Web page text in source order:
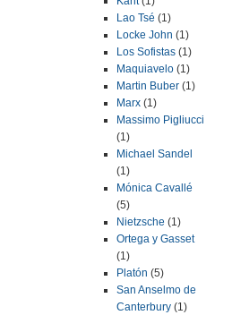
Lao Tsé (1)
Locke John (1)
Los Sofistas (1)
Maquiavelo (1)
Martin Buber (1)
Marx (1)
Massimo Pigliucci
(1)
Michael Sandel
(1)
Mónica Cavallé
(5)
Nietzsche (1)
Ortega y Gasset
(1)
Platón (5)
San Anselmo de
Canterbury (1)